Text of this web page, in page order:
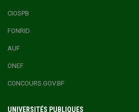
CIOSPB
FONRID
AUF
ONEF
CONCOURS.GOV.BF
UNIVERSITÉS PUBLIQUES